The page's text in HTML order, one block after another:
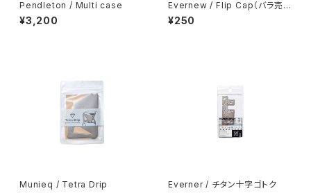
Pendleton / Multi case
¥3,200
Evernew / Flip Cap（バラ売
り）
¥250
Munieq / Tetra Drip Everner / チタン十字ゴトク